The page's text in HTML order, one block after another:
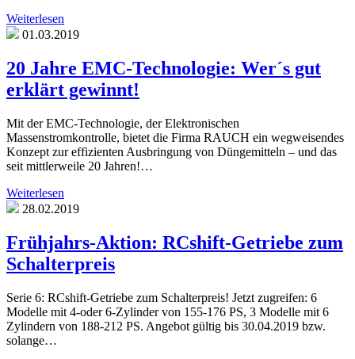
Weiterlesen
01.03.2019
20 Jahre EMC-Technologie: Wer´s gut
erklärt gewinnt!
Mit der EMC-Technologie, der Elektronischen
Massenstromkontrolle, bietet die Firma RAUCH ein wegweisendes
Konzept zur effizienten Ausbringung von Düngemitteln – und das
seit mittlerweile 20 Jahren!…
Weiterlesen
28.02.2019
Frühjahrs-Aktion: RCshift-Getriebe zum
Schalterpreis
Serie 6: RCshift-Getriebe zum Schalterpreis! Jetzt zugreifen: 6
Modelle mit 4-oder 6-Zylinder von 155-176 PS, 3 Modelle mit 6
Zylindern von 188-212 PS. Angebot gültig bis 30.04.2019 bzw.
solange…